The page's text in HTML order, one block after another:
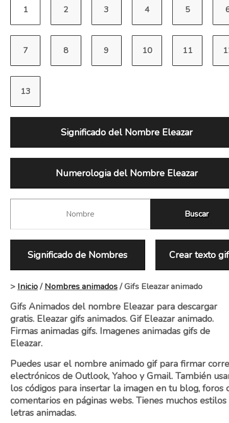
Significado del Nombre Eleazar
Numerologia del Nombre Eleazar
Significado de Nombres Crear texto gif
> Inicio/Nombres animados/ Gifs Eleazar animado
Gifs Animados del nombre Eleazar para descargar
gratis. Eleazar gifs animados. Gif Eleazar animado.
Firmas animadas gifs. Imagenes animadas gifs de
Eleazar.
Puedes usar el nombre animado gif para firmar
electrónicos de Outlook, Yahoo y Gmail. También
los códigos para insertar la imagen en tu blog, foros
comentarios en páginas webs. Tienes muchos estilos
letras animadas.